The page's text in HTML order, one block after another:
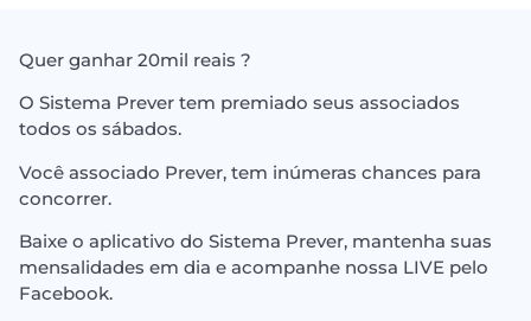
Quer ganhar 20mil reais ?
O Sistema Prever tem premiado seus associados
todos os sábados.
Você associado Prever, tem inúmeras chances para
concorrer.
Baixe o aplicativo do Sistema Prever, mantenha suas
mensalidades em dia e acompanhe nossa LIVE pelo
Facebook.